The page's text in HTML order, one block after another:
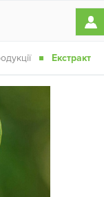
Екстракт